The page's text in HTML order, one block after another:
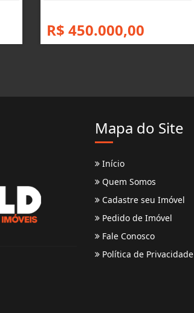
R$ 450.000,00
Mapa do Site
Início
Quem Somos
Cadastre seu Imóvel
Pedido de Imóvel
Fale Conosco
Política de Privacidade